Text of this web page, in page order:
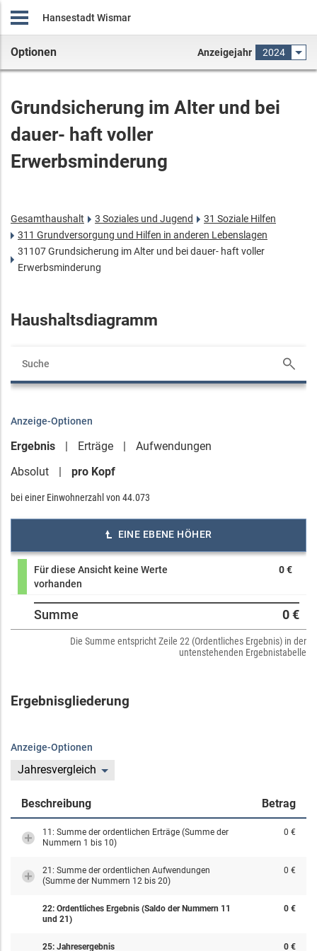
Hansestadt Wismar
Optionen Anzeigejahr 2024
Grundsicherung im Alter und bei
dauer- haft voller
Erwerbsminderung
Gesamthaushalt 3 Soziales und Jugend
31 Soziale Hilfen
311 Grundversorgung und Hilfen in anderen Lebenslagen
31107 Grundsicherung im Alter und bei dauer- haft voller
Erwerbsminderung
Haushaltsdiagramm
Anzeige-Optionen
Ergebnis Erträge
Aufwendungen
Absolut
pro Kopf
bei einer Einwohnerzahl von 44.073
EINE EBENE HÖHER
Für diese Ansicht keine Werte
vorhanden
0 €
Summe 0 €
Die Summe entspricht Zeile 22 (Ordentliches Ergebnis) in der
untenstehenden Ergebnistabelle
Ergebnisgliederung
Anzeige-Optionen
Jahresvergleich
Beschreibung Betrag
11: Summe der ordentlichen Erträge (Summe der
Nummern 1 bis 10)
0 €
21: Summe der ordentlichen Aufwendungen
(Summe der Nummern 12 bis 20)
0 €
22: Ordentliches Ergebnis (Saldo der Nummern 11
und 21)
0 €
25: Jahresergebnis 0 €